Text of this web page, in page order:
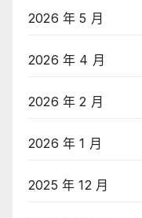
2026 年 5 月
2026 年 4 月
2026 年 2 月
2026 年 1 月
2025 年 12 月